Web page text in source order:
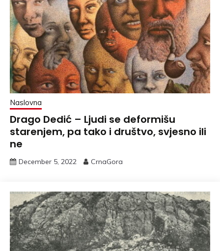
Naslovna
Drago Dedić – Ljudi se deformišu
starenjem, pa tako i društvo, svjesno ili
ne
December 5, 2022 CrnaGora